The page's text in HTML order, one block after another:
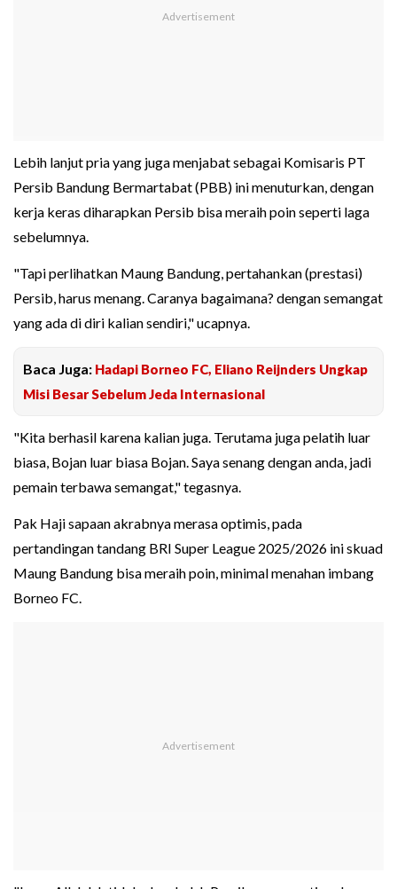
Lebih lanjut pria yang juga menjabat sebagai Komisaris PT
Persib Bandung Bermartabat (PBB) ini menuturkan, dengan
kerja keras diharapkan Persib bisa meraih poin seperti laga
sebelumnya.
"Tapi perlihatkan Maung Bandung, pertahankan (prestasi)
Persib, harus menang. Caranya bagaimana? dengan semangat
yang ada di diri kalian sendiri," ucapnya.
Baca Juga: Hadapi Borneo FC, Eliano Reijnders Ungkap
Misi Besar Sebelum Jeda Internasional
"Kita berhasil karena kalian juga. Terutama juga pelatih luar
biasa, Bojan luar biasa Bojan. Saya senang dengan anda, jadi
pemain terbawa semangat," tegasnya.
Pak Haji sapaan akrabnya merasa optimis, pada
pertandingan tandang BRI Super League 2025/2026 ini skuad
Maung Bandung bisa meraih poin, minimal menahan imbang
Borneo FC.